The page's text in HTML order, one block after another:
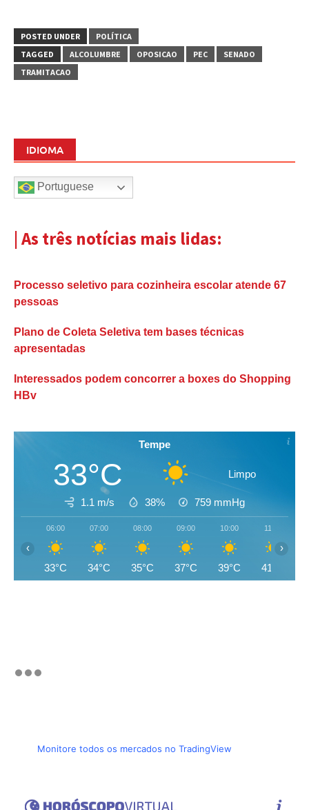
POSTED UNDER
POLÍTICA
TAGGED
ALCOLUMBRE OPOSICAO PEC
SENADO
TRAMITACAO
IDIOMA
Portuguese
| As três notícias mais lidas:
Processo seletivo para cozinheira escolar atende 67
pessoas
Plano de Coleta Seletiva tem bases técnicas
apresentadas
Interessados podem concorrer a boxes do Shopping
HBv
Tempe
33°C Limpo
1.1 m/s 38% 759 mmHg
06:00
33°C
07:00
34°C
08:00
35°C
09:00
37°C
10:00
39°C
11:00
41°C
‹ ›
Monitore todos os mercados no TradingView